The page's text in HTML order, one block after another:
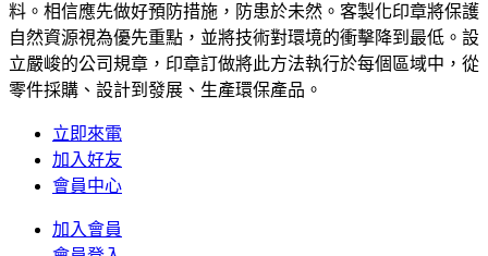
料。相信應先做好預防措施，防患於未然。客製化印章將保護
自然資源視為優先重點，並將技術對環境的衝擊降到最低。設
立嚴峻的公司規章，印章訂做將此方法執行於每個區域中，從
零件採購、設計到發展、生產環保產品。
立即來電
加入好友
會員中心
加入會員